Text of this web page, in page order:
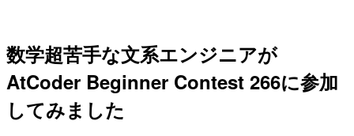
数学超苦手な文系エンジニアが
AtCoder Beginner Contest 266に参加
してみました